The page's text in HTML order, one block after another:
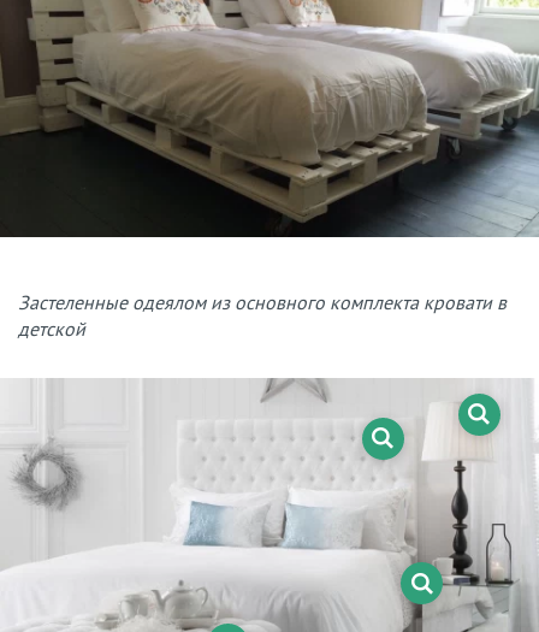
Застеленные одеялом из основного комплекта кровати в
детской